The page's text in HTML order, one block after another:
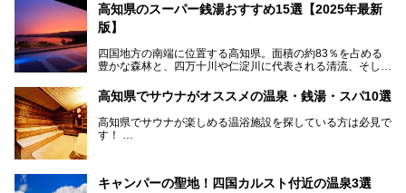
高知県のスーパー銭湯おすすめ15選【2025年最新
版】
四国地方の南端に位置する高知県。面積の約83％を占める
豊かな森林と、四万十川や仁淀川に代表される清流、そして
魅力がぎゅっと詰まった県です。
高知県はまた、カツオのたたきをはじめとする海産物や清流
で育つ川魚、大皿にごちそうがどっさり盛られた皿鉢料理、
柚子などの柑橘類、地酒といったグルメが充実していること
でも知られます。ここでは、温泉とあわせて自然の景観やグ
高知県でサウナがオススメの温泉・銭湯・スパ10選
高知県でサウナが楽しめる温浴施設を探している方は必見で
す！
ぜひこれを読んで高知のサウナ探しの参考してくださいね！
キャンパーの聖地！四国カルスト付近の温泉3選